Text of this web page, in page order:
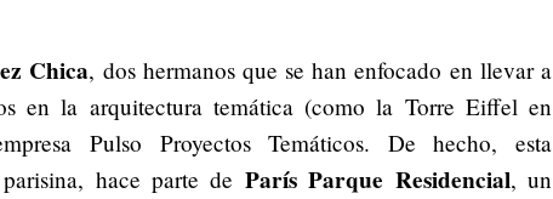
Chica, dos hermanos que se han enfocado en llevar a
en la arquitectura temática (como la Torre Eiffel en
Pulso Proyectos Temáticos. De hecho, esta
hace parte de París Parque Residencial, un